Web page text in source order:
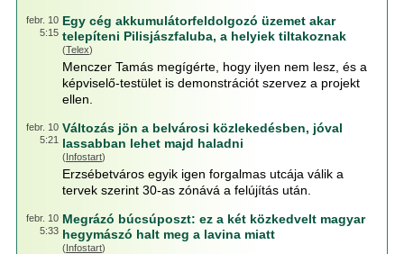
febr. 10
5:15
Egy cég akkumulátorfeldolgozó üzemet akar
telepíteni Pilisjászfaluba, a helyiek tiltakoznak
(Telex)
Menczer Tamás megígérte, hogy ilyen nem lesz, és a
képviselő-testület is demonstrációt szervez a projekt
ellen.
febr. 10
5:21
Változás jön a belvárosi közlekedésben, jóval
lassabban lehet majd haladni
(Infostart)
Erzsébetváros egyik igen forgalmas utcája válik a
tervek szerint 30-as zónává a felújítás után.
febr. 10
5:33
Megrázó búcsúposzt: ez a két közkedvelt magyar
hegymászó halt meg a lavina miatt
(Infostart)